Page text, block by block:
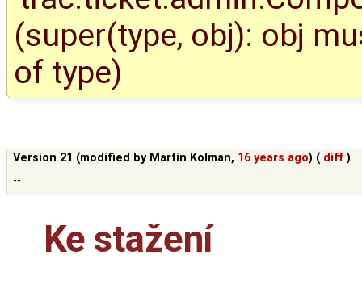
(super(type, obj): obj
of type)
Version 21 (modified by Martin Kolman, 16 years ago) ( diff )
--
Ke stažení